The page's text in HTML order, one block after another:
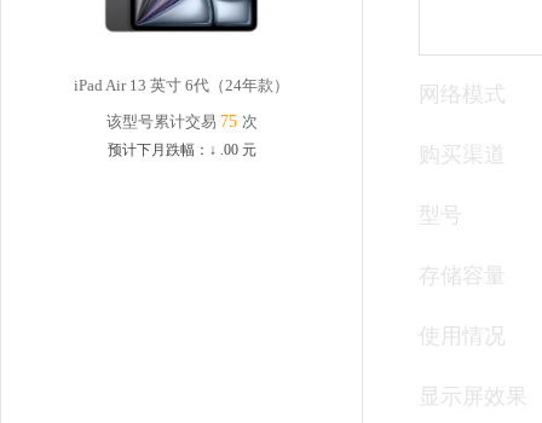
iPad Air 13 英寸 6代（24年款）
该型号累计交易 75 次
预计下月跌幅： ↓ .00元
网络模式
购买渠道
型号
存储容量
使用情况
显示屏效果